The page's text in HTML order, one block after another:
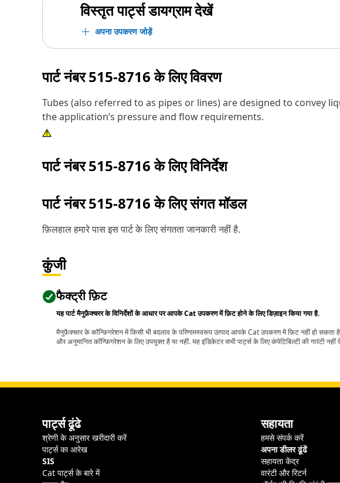
विस्तृत पार्ट्स डायग्राम देखें
अपना उपकरण जोड़ें
पार्ट नंबर515-8716के लिए विवरण
Tubes (also referred to as pipes or lines) are designed to convey
the application’s pressure and flow requirements.
पार्ट नंबर515-8716के लिए विनिर्देश
पार्ट नंबर515-8716के लिए संगत मॉडल
फ़िलहाल हमारे पास इस पार्ट के लिए संगतता जानकारी नहीं है.
कुंजी
फैक्ट्री फ़िट
यह पार्ट मैनुफ़ैक्चरर के विनिर्देशों के आधार पर आपके Cat उपकरण में फ़िट होने के लिए डिज़ाइन किया गया है.
मैनुफ़ैक्चरर के कॉन्फ़िगरेशन में किसी भी बदलाव के परिणामस्वरूप उत्पाद आपके Cat उपकरण में फ़िट नहीं हो
और अनुमानित कॉन्फ़िगरेशन के लिए उपयुक्त है या नहीं. यह इंडिकेटर सभी पार्ट्स के लिए कंपेटिबिल्टी की गारंटी
पार्ट्स ढूंढे
श्रेणी के अनुसार खरीदारी करें
पार्ट्स का आरेख
SIS
Cat पार्ट्स के बारे में
सहायता
हमसे संपर्क करें
अपना डीलर ढूंढें
सहायता केंद्र
वारंटी और रिटर्न